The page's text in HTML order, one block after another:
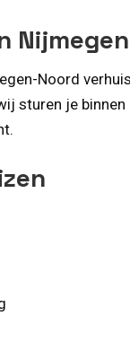
Noord
sturen je